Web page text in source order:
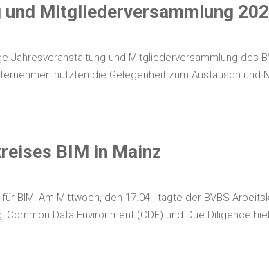
Mit­glie­der­ver­samm­lung
Jah­res­ver­an­stal­tung und Mit­glie­der­ver­samm­lung des
nutz­ten die Gele­gen­heit zum Aus­tausch und
BIM in Mainz
BIM! Am Mitt­woch, den 17.04., tag­te der BVBS-
Com­mon Data Envi­ron­ment (CDE) und Due Dili­gence